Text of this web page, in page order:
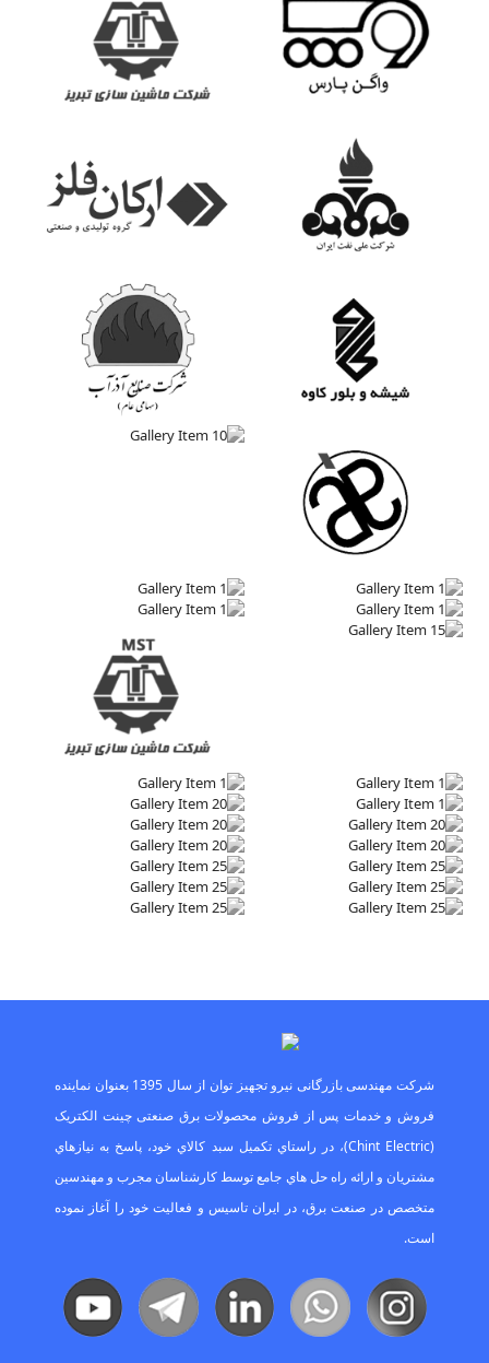
ﺷﺮﮐﺖ ﻣﻬﻨﺪﺳﯽ ﺑﺎزرﮔﺎﻧﯽ ﻧﯿﺮو ﺗﺠﻬﯿﺰ ﺗﻮان از ﺳﺎل 1395 ﺑﻌﻨﻮان ﻧﻤﺎﯾﻨﺪه
ﻓﺮوش و ﺧﺪﻣﺎت ﭘﺲ از ﻓﺮوش ﻣﺤﺼﻮﻻت ﺑﺮق ﺻﻨﻌﺘﯽ ﭼﯿﻨﺖ اﻟﮑﺘﺮﯾﮏ
(Chint Electric)، در راﺳﺘﺎي ﺗﮑﻤﯿﻞ ﺳﺒﺪ ﮐﺎﻻي ﺧﻮد، ﭘﺎﺳﺦ ﺑﻪ ﻧﯿﺎزﻫﺎي
ﻣﺸﺘﺮﯾﺎن و اراﺋﻪ راه ﺣﻞ ﻫﺎي ﺟﺎﻣﻊ ﺗﻮﺳﻂ ﮐﺎرﺷﻨﺎﺳﺎن ﻣﺠﺮب و ﻣﻬﻨﺪﺳﯿﻦ
ﻣﺘﺨﺼﺺ در ﺻﻨﻌﺖ ﺑﺮق، در اﯾﺮان ﺗﺎﺳﯿﺲ و ﻓﻌﺎﻟﯿﺖ ﺧﻮد را آﻏﺎز ﻧﻤﻮده
اﺳﺖ.